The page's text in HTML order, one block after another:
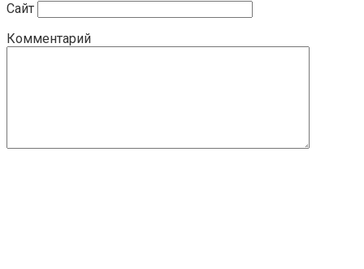
Сайт
Комментарий